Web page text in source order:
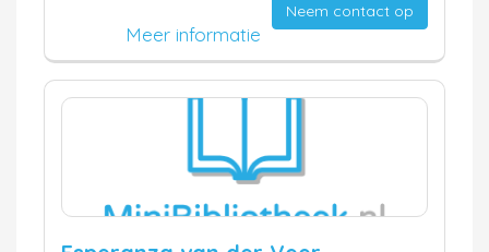
Neem contact op
Meer informatie